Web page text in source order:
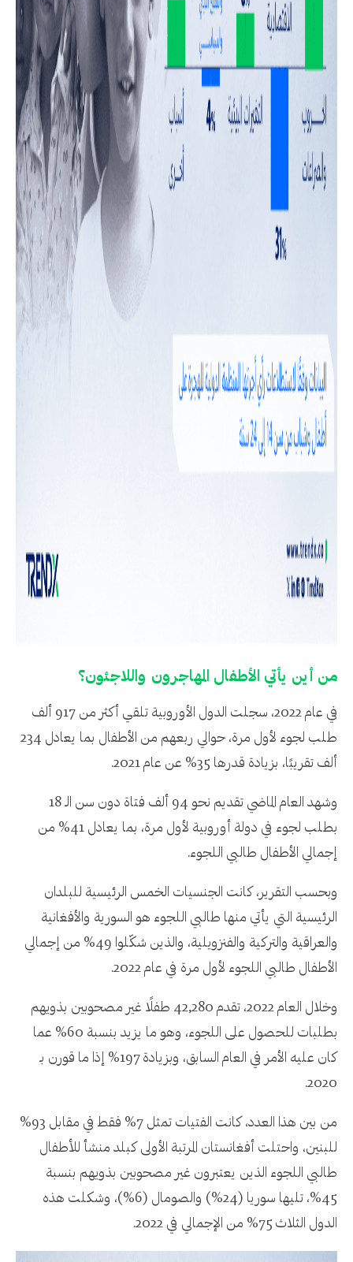
من أين يأتي الأطفال المهاجرون واللاجئون؟
في عام 2022، سجلت الدول الأوروبية تلقي أكثر من 917 ألف
طلب لجوء لأول مرة، حوالي ربعهم من الأطفال بما يعادل 234
ألف تقريبًا، بزيادة قدرها 35% عن عام 2021.
وشهد العام الماضي تقديم نحو 94 ألف فتاة دون سن الـ 18
بطلب لجوء في دولة أوروبية لأول مرة، بما يعادل 41% من
إجمالي الأطفال طالبي اللجوء.
وبحسب التقرير، كانت الجنسيات الخمس الرئيسية للبلدان
الرئيسية التي يأتي منها طالبي اللجوء هو السورية والأفغانية
والعراقية والتركية والفنزويلية، والذين شكّلوا 49% من إجمالي
الأطفال طالبي اللجوء لأول مرة في عام 2022.
وخلال العام 2022، تقدم 42,280 طفلًا غير مصحوبين بذويهم
بطلبات للحصول على اللجوء، وهو ما يزيد بنسبة 60% عما
كان عليه الأمر في العام السابق، وبزيادة 197% إذا ما قورن بـ
2020.
من بين هذا العدد، كانت الفتيات تمثل 7% فقط في مقابل 93%
للبنين، واحتلت أفغانستان المرتبة الأولى كبلد منشأ للأطفال
طالبي اللجوء الذين يعتبرون غير مصحوبين بذويهم بنسبة
45%، تليها سوريا (24%) والصومال (6%)، وشكلت هذه
الدول الثلاث 75% من الإجمالي في 2022.